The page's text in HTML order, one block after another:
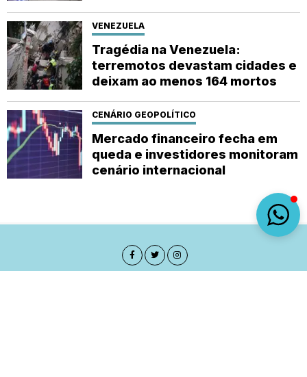
VENEZUELA
Tragédia na Venezuela:
terremotos devastam cidades e
deixam ao menos 164 mortos
CENÁRIO GEOPOLÍTICO
Mercado financeiro fecha em
queda e investidores monitoram
cenário internacional